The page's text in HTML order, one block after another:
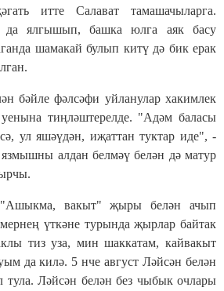
итте Салават тамашачыларга.
да ялгышып, башка юлга аяк басу
шамакай булып китү дә бик ерак
бәйле фәлсәфи уйланулар хакимлек
тиңләштерелде. "Адәм баласы
ул яшәүдән, иҗаттан туктар иде", -
алдан белмәү белән дә матур
"Ашыкма, вакыт" җыры белән ачып
үткәне турында җырлар байтак
тиз уза, мин шаккатам, кайвакыт
да килә. 5 нче август Ләйсән белән
тула. Ләйсән белән без чыбык очлары